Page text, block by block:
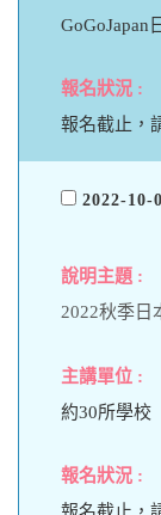
GoGoJapan
報名截止，
2022-10-
2022秋季日
約30所學校